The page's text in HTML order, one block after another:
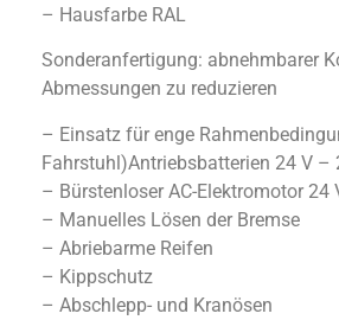
– Hausfarbe RAL
Sonderanfertigung: abnehmbarer
Abmessungen zu reduzieren
– Einsatz für enge
Fahrstuhl)Antriebsbatterien 24 V –
– Bürstenloser AC-Elektromotor 24
– Manuelles Lösen der Bremse
– Abriebarme Reifen
– Kippschutz
– Abschlepp- und Kranösen